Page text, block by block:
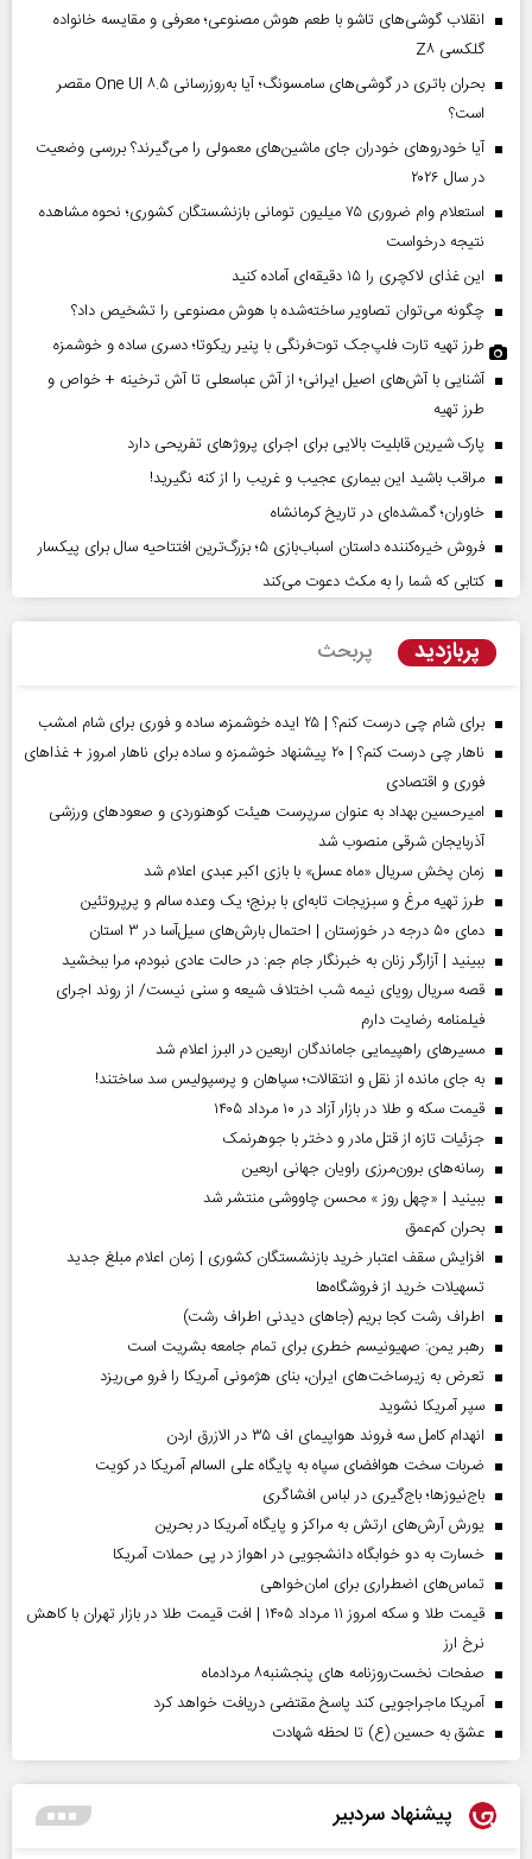
انقلاب گوشی‌های تاشو‌ با طعم هوش مصنوعی؛ معرفی و مقایسه خانواده
گلکسی Z۸
بحران باتری در گوشی‌های سامسونگ؛ آیا به‌روزرسانی One UI ۸.۵ مقصر
است؟
آیا خودروهای خودران جای ماشین‌های معمولی را می‌گیرند؟ بررسی وضعیت
در سال ۲۰۲۶
استعلام وام ضروری ۷۵ میلیون تومانی بازنشستگان کشوری؛ نحوه مشاهده
نتیجه درخواست
این غذای لاکچری را ۱۵ دقیقه‌ای آماده کنید
چگونه می‌توان تصاویر ساخته‌شده با هوش مصنوعی را تشخیص داد؟
طرز تهیه تارت فلپ‌جک توت‌فرنگی با پنیر ریکوتا؛ دسری ساده و خوشمزه
آشنایی با آش‌های اصیل ایرانی؛ از آش عباسعلی تا آش ترخینه + خواص و
طرز تهیه
پارک شیرین قابلیت‌ بالایی برای اجرای پروژهای تفریحی دارد
مراقب باشید این بیماری عجیب و غریب را از کنه نگیرید!
خاوران؛ گمشده‌ای در تاریخ کرمانشاه
فروش خیره‌کننده داستان اسباب‌بازی ۵؛ بزرگ‌ترین افتتاحیه سال برای پیکسار
کتابی که شما را به مکث دعوت می‌کند
پربازدید پربحث
برای شام چی درست کنم؟ | ۲۵ ایده خوشمزه، ساده و فوری برای شام امشب
ناهار چی درست کنم؟ | ۲۰ پیشنهاد خوشمزه و ساده برای ناهار امروز + غذاهای
فوری و اقتصادی
امیرحسین بهداد به عنوان سرپرست هیئت کوهنوردی و صعودهای ورزشی
آذربایجان شرقی منصوب شد
زمان پخش سریال «ماه عسل» با بازی اکبر عبدی اعلام شد
طرز تهیه مرغ و سبزیجات تابه‌ای با برنج؛ یک وعده سالم و پرپروتئین
دمای ۵۰ درجه در خوزستان | احتمال بارش‌های سیل‌آسا در ۳ استان
ببینید | آزارگر زنان به خبرنگار جام جم: در حالت عادی نبودم، مرا ببخشید
قصه سریال رویای نیمه شب اختلاف شیعه و سنی نیست/ از روند اجرای
فیلمنامه رضایت دارم
مسیر‌های راهپیمایی جاماندگان اربعین در البرز اعلام شد
به جای مانده از نقل و انتقالات؛ سپاهان و پرسپولیس سد ساختند!
قیمت سکه و طلا در بازار آزاد در ۱۰ مرداد ۱۴۰۵
جزئیات تازه از قتل مادر و دختر با جوهرنمک
رسانه‌های برون‌مرزی راویان جهانی اربعین
ببینید | «چهل روز » محسن چاووشی منتشر شد
بحران کم‌عمق
افزایش سقف اعتبار خرید بازنشستگان کشوری | زمان اعلام مبلغ جدید
تسهیلات خرید از فروشگاه‌ها
اطراف رشت کجا بریم (جاهای دیدنی اطراف رشت)
رهبر یمن: صهیونیسم خطری برای تمام جامعه بشریت است
تعرض به زیرساخت‌های ایران، بنای هژمونی آمریکا را فرو می‌ریزد
سپر آمریکا نشوید
انهدام کامل سه فروند هواپیمای اف ۳۵ در الازرق اردن
ضربات سخت هوافضای سپاه به پایگاه علی السالم آمریکا در کویت
باج‌نیوزها؛ باج‌گیری در لباس افشاگری
یورش آرش‌های ارتش به مراکز و پایگاه‌ آمریکا در بحرین
خسارت به دو خوابگاه دانشجویی در اهواز در پی حملات آمریکا
تماس‌های اضطراری برای امان‌‌خواهی
قیمت طلا و سکه امروز ۱۱ مرداد ۱۴۰۵ | افت قیمت طلا در بازار تهران با کاهش
نرخ ارز
صفحات نخست‌روزنامه ها‌ی پنجشنبه‌۸ مردادماه
آمریکا ماجراجویی کند پاسخ مقتضی دریافت خواهد کرد
عشق به حسین (ع) تا لحظه شهادت
پیشنهاد سردبیر